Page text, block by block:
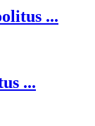
...
...